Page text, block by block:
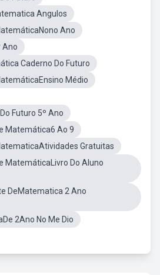
Angulos
Ano
Ano
Caderno Do Futuro
Médio
Futuro 5º Ano
Matemática6 Ao 9
Gratuitas
MatemáticaLivro Do Aluno
DeMatematica 2 Ano
2Ano No Me Dio